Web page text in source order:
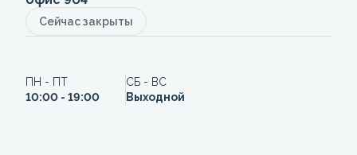
Сейчас закрыты
ПН - ПТ
10:00 - 19:00
СБ - ВС
Выходной